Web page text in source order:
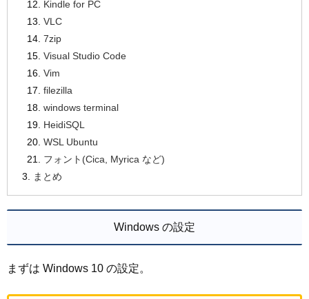
Kindle for PC
VLC
7zip
Visual Studio Code
Vim
filezilla
windows terminal
HeidiSQL
WSL Ubuntu
フォント(Cica, Myrica など)
まとめ
Windows の設定
まずは Windows 10 の設定。